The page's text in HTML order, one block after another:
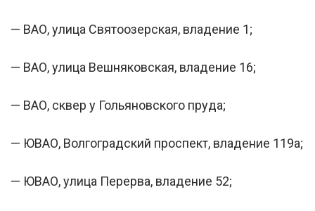
— ВАО, улица Святоозерская, владение 1;
— ВАО, улица Вешняковская, владение 16;
— ВАО, сквер у Гольяновского пруда;
— ЮВАО, Волгоградский проспект, владение 119а;
— ЮВАО, улица Перерва, владение 52;